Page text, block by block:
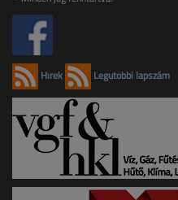
Hírek Legutóbbi lapszám